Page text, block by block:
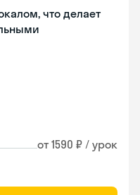
что делает
от 1590 ₽ / урок